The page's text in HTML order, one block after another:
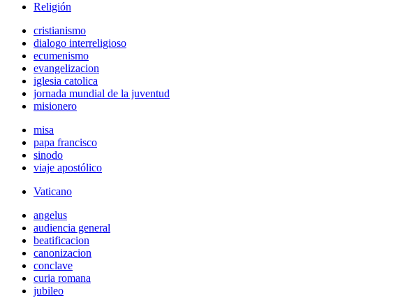
Religión
cristianismo
dialogo interreligioso
ecumenismo
evangelizacion
iglesia catolica
jornada mundial de la juventud
misionero
misa
papa francisco
sinodo
viaje apostólico
Vaticano
angelus
audiencia general
beatificacion
canonizacion
conclave
curia romana
jubileo